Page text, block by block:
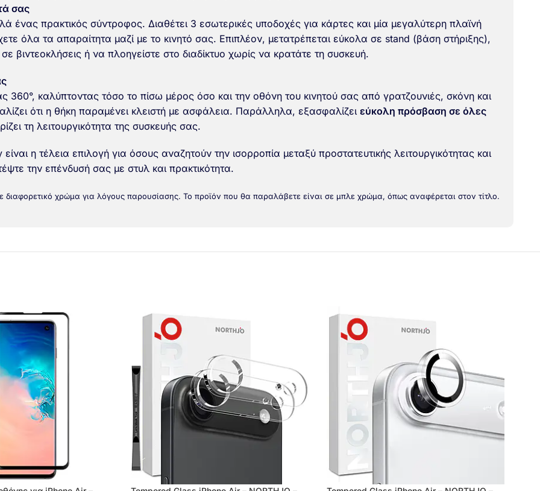
σας
ένας πρακτικός σύντροφος. Διαθέτει 3 εσωτερικές υποδοχές για κάρτες και μία μεγαλύτερη πλαϊνή
όλα τα απαραίτητα μαζί με το κινητό σας. Επιπλέον, μετατρέπεται εύκολα σε stand (βάση στήριξης),
βιντεοκλήσεις ή να πλοηγείστε στο διαδίκτυο χωρίς να κρατάτε τη συσκευή.
καλύπτοντας τόσο το πίσω μέρος όσο και την οθόνη του κινητού σας από γρατζουνιές, σκόνη και
ότι η θήκη παραμένει κλειστή με ασφάλεια. Παράλληλα, εξασφαλίζει εύκολη πρόσβαση σε όλες
τη λειτουργικότητα της συσκευής σας.
η τέλεια επιλογή για όσους αναζητούν την ισορροπία μεταξύ προστατευτικής λειτουργικότητας και
την επένδυσή σας με στυλ και πρακτικότητα.
διαφορετικό χρώμα για λόγους παρουσίασης. Το προϊόν που θα παραλάβετε είναι σε μπλε χρώμα, όπως αναφέρεται στον τίτλο.